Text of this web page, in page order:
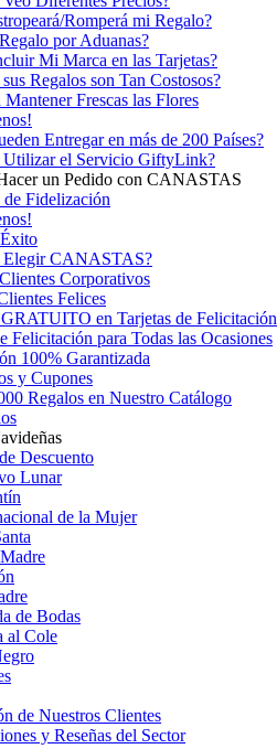
Romperá mi Regalo?
por Aduanas?
Mi Marca en las Tarjetas?
Regalos son Tan Costosos?
Frescas las Flores
Entregar en más de 200 Países?
Utilizar el Servicio GiftyLink?
un Pedido con CANASTAS
de Fidelización
Elegir CANASTAS?
Corporativos
Felices
en Tarjetas de Felicitación
Felicitación para Todas las Ocasiones
100% Garantizada
y Cupones
Regalos en Nuestro Catálogo
Descuento
Lunar
de la Mujer
de Bodas
al Cole
de Nuestros Clientes
y Reseñas del Sector